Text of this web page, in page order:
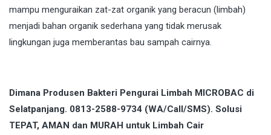
mampu menguraikan zat-zat organik yang beracun (limbah)
menjadi bahan organik sederhana yang tidak merusak
lingkungan juga memberantas bau sampah cairnya.
Dimana Produsen Bakteri Pengurai Limbah MICROBAC di
Selatpanjang. 0813-2588-9734 (WA/Call/SMS). Solusi
TEPAT, AMAN dan MURAH untuk Limbah Cair